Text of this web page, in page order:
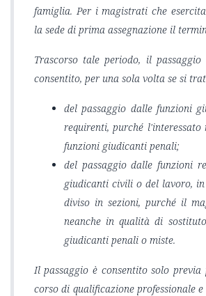
famiglia. Per i magistrati che
la sede di prima assegnazione il
Trascorso tale periodo, il
consentito, per una sola volta se si
del passaggio dalle funzioni
requirenti, purché
funzioni giudicanti penali;
del passaggio dalle funzioni
giudicanti civili o del lavoro,
diviso in sezioni, purché il
neanche in qualità di
giudicanti penali o miste.
Il passaggio è consentito solo
corso di qualificazione professionale